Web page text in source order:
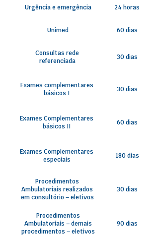
Urgência e emergência 24 horas
Unimed 60 dias
Consultas rede
referenciada
30 dias
Exames complementares
básicos I
30 dias
Exames Complementares
básicos II
60 dias
Exames Complementares
especiais
180 dias
Procedimentos
Ambulatoriais realizados
em consultório – eletivos
30 dias
Procedimentos
Ambulatoriais – demais
procedimentos – eletivos
90 dias